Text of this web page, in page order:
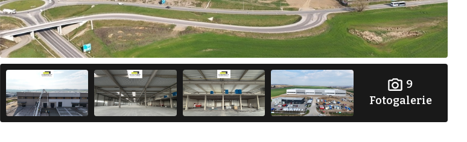
9
Fotogalerie